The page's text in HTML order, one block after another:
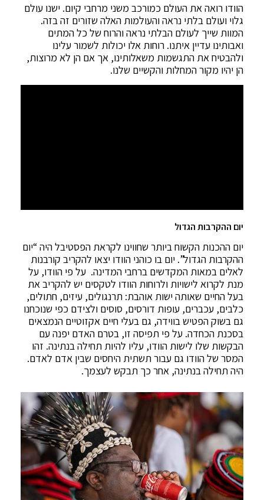
הוודו רואה את העולם כמורכב משני מרחבי קיום. ישנו עולם
גלוי ועולם בלתי נראה והעולמות האלה שזורים זה בזה.
המוות שייך לעולם הבלתי נראה והרוח של כל המתים
ואבותינו עדיין איתנו. רוחות אלו יכולות לשמור עלינו
ולהבטיח את התגשמות משאלותינו, אך אם הן לא מרוצות,
הן יהיו מקור המחלות והקשיים שלנו.
יום ההקרבות הגדול
יום ההכנות הקשוח ביותר שחווינו לקראת הפסטיבל היה “יום
ההקרבות הגדול”. יום בו כוהני הוודו יצאו להקריב קורבנות
לאלים במאות המקדשים ברחבי המדינה. על פי הוודו, על
מנת לקרוא לישויות ולרוחות הוודו לטקסים יש להקריב את
בעל החיים שאותה ישות אוהבת: תרנגולים, עיזים, חתולים,
כלבים, עכברים, עופות דורסים, סוסים ולצידם כפי שנוכחנו
גם בשוק הפטיש בווידה, גם בעלי חיים אקזוטיים הנמצאים
בסכנת הכחדה. על פי תפיסה זו, בטרם האדם יפנה עם
הבקשות שלו לישות הוודו, עליו להיות תחילה בנתינה. זהו
המסר של הוודו גם עבור תשתית היחסים שבין אדם לאדם.
היה תחילה בנתינה, אחר כך תבקש לעצמך.